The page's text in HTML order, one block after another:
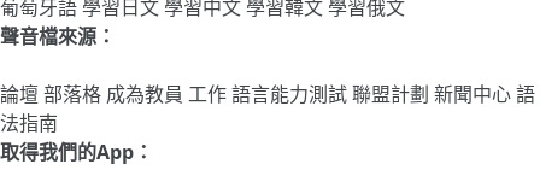
葡萄牙語學習日文學習中文學習韓文學習俄文
聲音檔來源：
論壇部落格 成為教員 工作語言能力測試聯盟計劃 新聞中心語
法指南
取得我們的App：